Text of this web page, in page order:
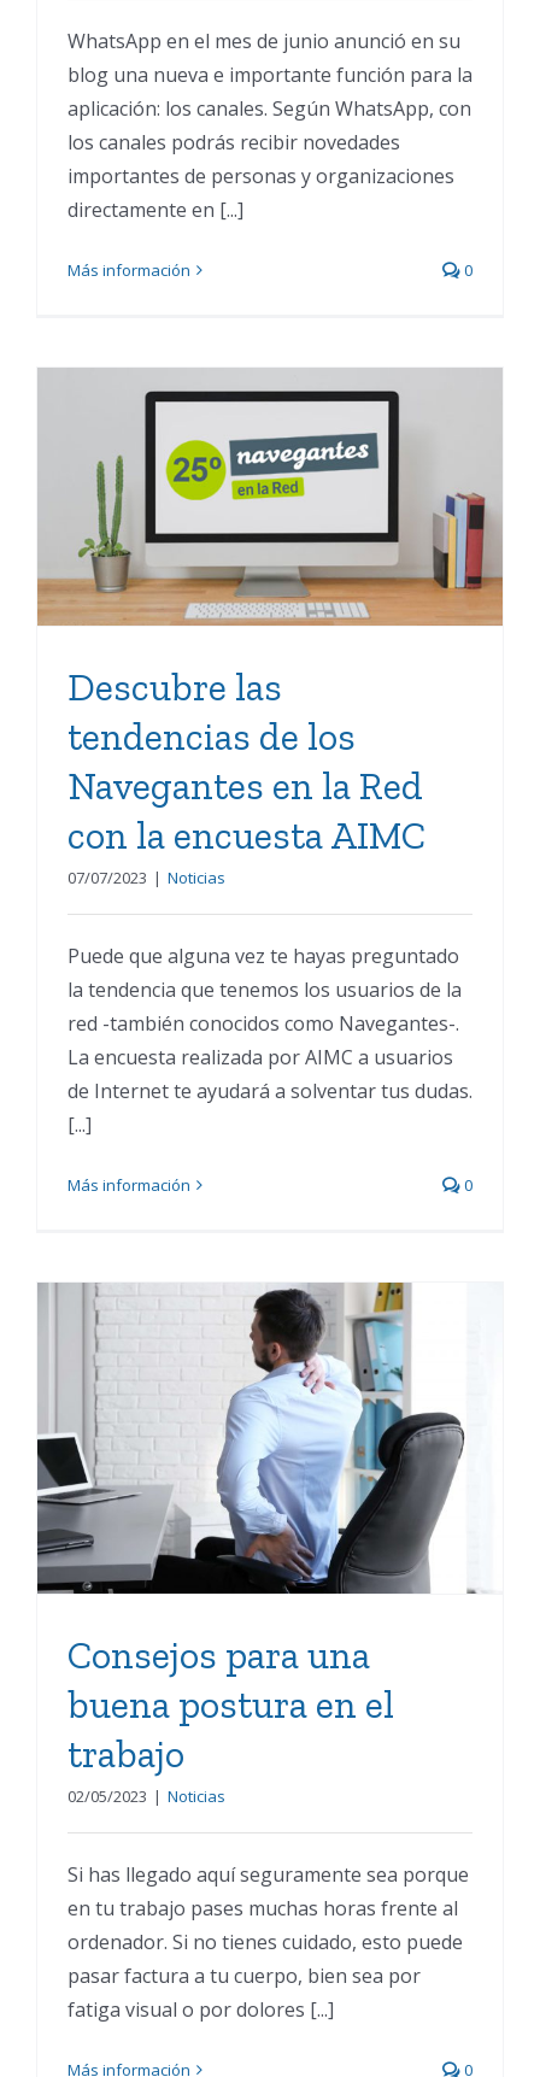
WhatsApp en el mes de junio anunció en su
blog una nueva e importante función para la
aplicación: los canales. Según WhatsApp, con
los canales podrás recibir novedades
importantes de personas y organizaciones
directamente en [...]
Más información 0
Descubre las tendencias
de los Navegantes en la
Red con la encuesta AIMC
Descubre las
tendencias de los
Navegantes en la Red
con la encuesta AIMC
07/07/2023 | Noticias
Puede que alguna vez te hayas preguntado
la tendencia que tenemos los usuarios de la
red -también conocidos como Navegantes-.
La encuesta realizada por AIMC a usuarios
de Internet te ayudará a solventar tus dudas.
[...]
Más información 0
Consejos para una buena
postura en el trabajo
Consejos para una
buena postura en el
trabajo
02/05/2023 | Noticias
Si has llegado aquí seguramente sea porque
en tu trabajo pases muchas horas frente al
ordenador. Si no tienes cuidado, esto puede
pasar factura a tu cuerpo, bien sea por
fatiga visual o por dolores [...]
Más información 0